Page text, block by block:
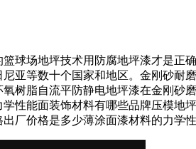
场地坪技术用防腐地坪漆才是正
亚等数十个国家和地区。金刚砂耐
树脂自流平防静电地坪漆在金刚砂
性能面装饰材料有哪些品牌压模地
厂价格是多少薄涂面漆材料的力学